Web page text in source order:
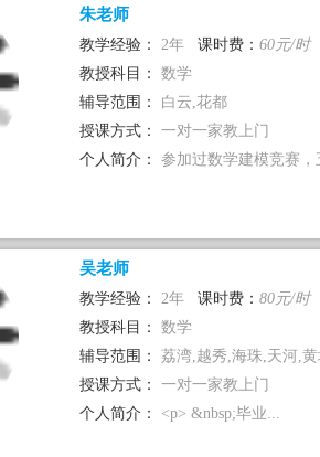
朱老师
教学经验： 2年 课时费： 60元/时
教授科目：
数学
辅导范围：
白云,花都
授课方式：
一对一家教上门
个人简介：
参加过数学建模竞赛
吴老师
教学经验： 2年 课时费： 80元/时
教授科目：
数学
辅导范围：
荔湾,越秀,海珠,天河,
授课方式：
一对一家教上门
个人简介：
<p> &nbsp;毕业...